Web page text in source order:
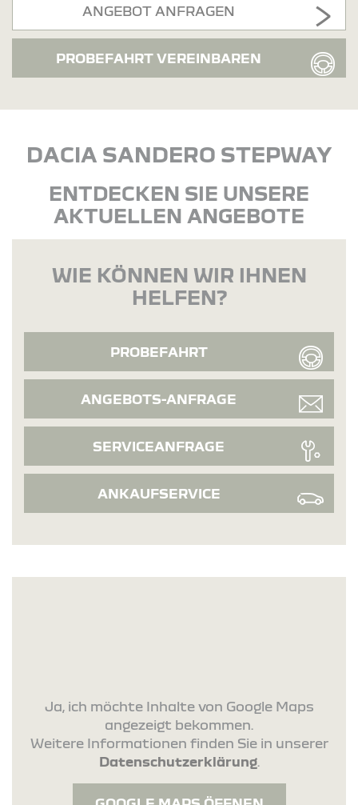
ANGEBOT ANFRAGEN
PROBEFAHRT VEREINBAREN
DACIA SANDERO STEPWAY
ENTDECKEN SIE UNSERE
AKTUELLEN ANGEBOTE
WIE KÖNNEN WIR IHNEN
HELFEN?
PROBEFAHRT
ANGEBOTS-ANFRAGE
SERVICEANFRAGE
ANKAUFSERVICE
Ja, ich möchte Inhalte von Google Maps
angezeigt bekommen.
Weitere Informationen finden Sie in unserer
Datenschutzerklärung.